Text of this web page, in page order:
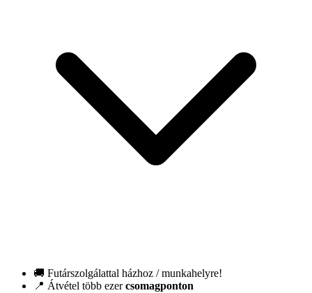
🚚 Futárszolgálattal házhoz / munkahelyre!
📍 Átvétel több ezercsomagponton